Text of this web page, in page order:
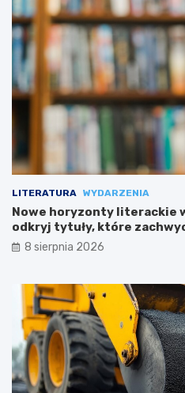
LITERATURA WYDARZENIA
Nowe horyzonty literackie
odkryj tytuły, które
8 sierpnia 2026